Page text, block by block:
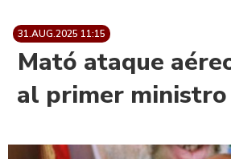
31.AUG.2025 11:15
Mató ataque
al primer ministro